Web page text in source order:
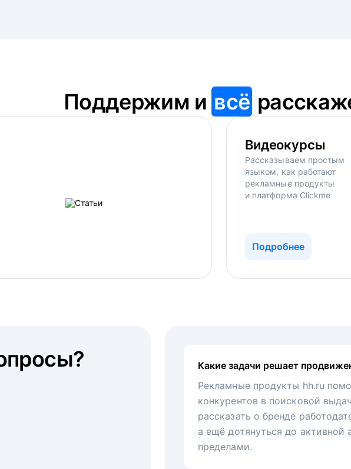
Поддержим и всё
Видеокурсы
Рассказываем простым
языком, как работают
рекламные продукты
и платформа Clickme
Подробнее
Какие задачи решает
Рекламные продукты hh.ru
конкурентов в поисковой
рассказать о бренде
а ещё дотянуться до активной
пределами.